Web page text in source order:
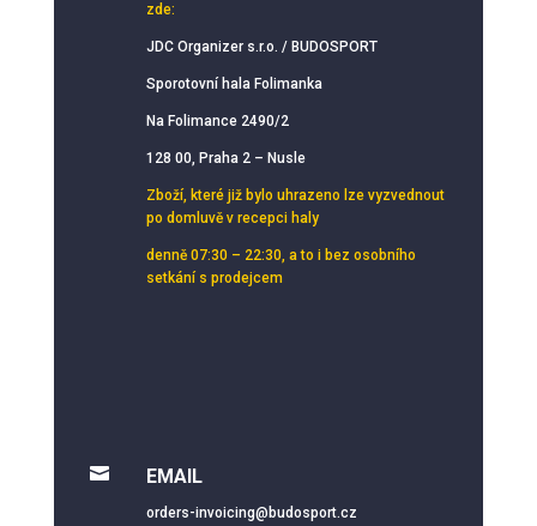
zde:
JDC Organizer s.r.o. / BUDOSPORT
Sporotovní hala Folimanka
Na Folimance 2490/2
128 00, Praha 2 – Nusle
Zboží, které již bylo uhrazeno lze vyzvednout
po domluvě v recepci haly
denně 07:30 – 22:30, a to i bez osobního
setkání s prodejcem
 EMAIL
orders-invoicing@budosport.cz